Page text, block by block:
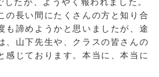
の長い間にたくさんの方と知り合
も諦めようかと思いましたが、途
、山下先生や、クラスの皆さんの
感じております。本当に、本当に